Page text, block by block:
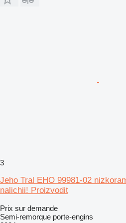
3
Jeho Tral EHO 99981-02
nalichii! Proizvodit
Prix sur demande
Semi-remorque porte-engins